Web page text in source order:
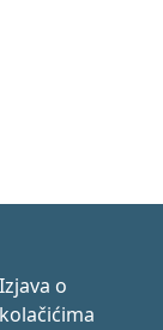
Izjava o
kolačićima